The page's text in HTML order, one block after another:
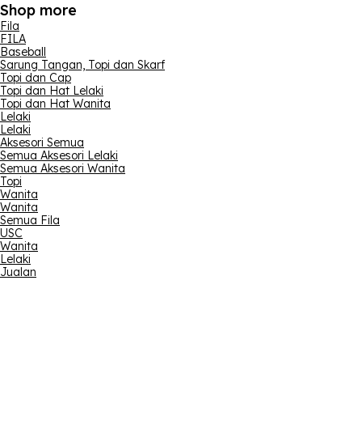
Shop more
Fila
FILA
Baseball
Sarung Tangan, Topi dan Skarf
Topi dan Cap
Topi dan Hat Lelaki
Topi dan Hat Wanita
Lelaki
Lelaki
Aksesori Semua
Semua Aksesori Lelaki
Semua Aksesori Wanita
Topi
Wanita
Wanita
Semua Fila
USC
Wanita
Lelaki
Jualan